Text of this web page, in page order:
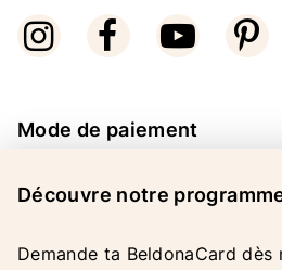
Mode de paiement
Découvre notre
Demande ta BeldonaCard